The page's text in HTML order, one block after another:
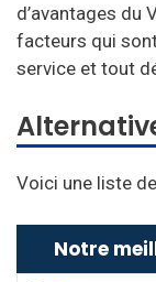
d’avantages du
facteurs qui
service et tout
Voici une liste
Notre